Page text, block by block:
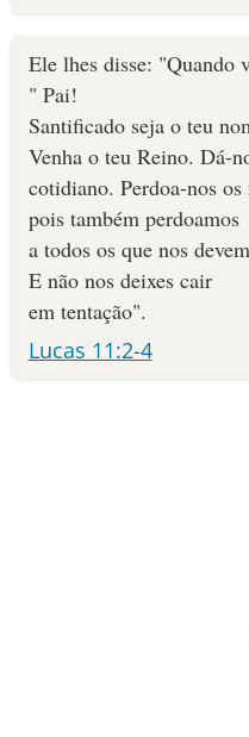
QUEM SOMOS
LOJA BÍBLIAON
(universo visível e
anjos, principados e
(Efésios 6:12)
Dá-nos hoje o nosso pão
todas as necessidades
de cada dia -
todos os dias
Perdoa as nossas dívidas
confessarmos Ele é fiel
Assim como perdoamos
perdoarmos para também
Ele lhes disse: "Quando
" Pai!
Santificado seja o teu
Venha o teu Reino. Dá-
cotidiano. Perdoa-nos os
pois também perdoamos
a todos os que nos
E não nos deixes cair
em tentação".
Lucas 11:2-4